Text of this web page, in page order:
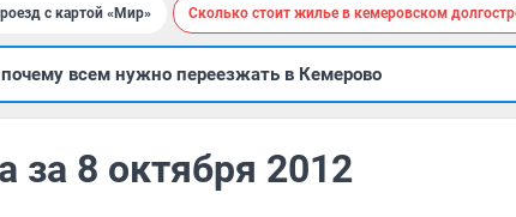
с картой «Мир» Сколько стоит жилье в кемеровском
всем нужно переезжать в Кемерово
за 8 октября 2012